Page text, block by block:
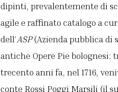
dipinti, prevalentemente di
agile e raffinato catalogo a
dell’ASP(Azienda pubblica di
antiche Opere Pie bolognesi:
trecento anni fa, nel 1716,
conte Rossi Poggi Marsili (il